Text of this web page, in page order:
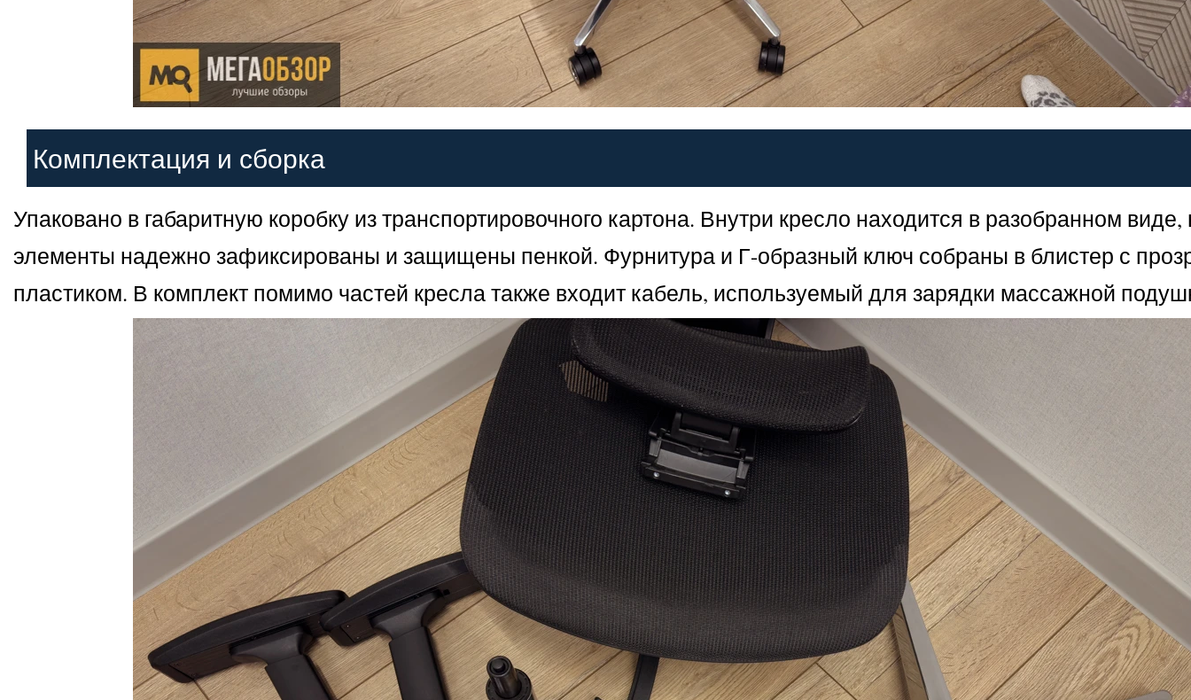
Комплектация и сборка
Упаковано в габаритную коробку из транспортировочного картона. Внутри кресло находится в разобранном виде,
элементы надежно зафиксированы и защищены пенкой. Фурнитура и Г-образный ключ собраны в блистер с
пластиком. В комплект помимо частей кресла также входит кабель, используемый для зарядки массажной